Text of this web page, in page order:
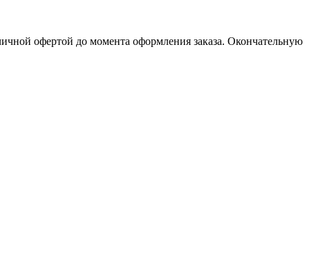
офертой до момента оформления заказа. Окончательную